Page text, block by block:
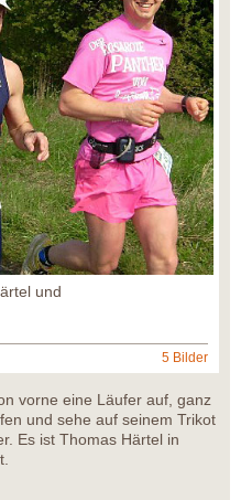
und
5 Bilder
vorne eine Läufer auf, ganz
und sehe auf seinem Trikot
Es ist Thomas Härtel in